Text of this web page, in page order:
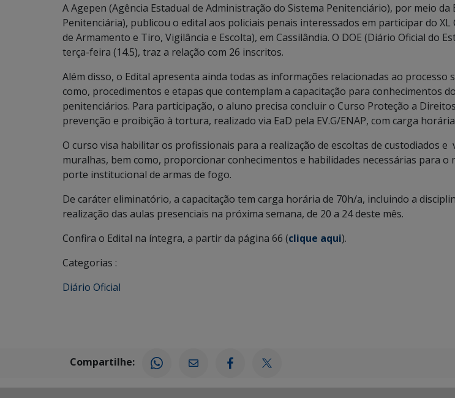
A Agepen (Agência Estadual de Administração do Sistema Penitenciário), por meio da
Penitenciária), publicou o edital aos policiais penais interessados em participar do XL
de Armamento e Tiro, Vigilância e Escolta), em Cassilândia. O DOE (Diário Oficial do
terça-feira (14.5), traz a relação com 26 inscritos.
Além disso, o Edital apresenta ainda todas as informações relacionadas ao processo
como, procedimentos e etapas que contemplam a capacitação para conhecimentos
penitenciários. Para participação, o aluno precisa concluir o Curso Proteção a
prevenção e proibição à tortura, realizado via EaD pela EV.G/ENAP, com carga
O curso visa habilitar os profissionais para a realização de escoltas de custodiados e
muralhas, bem como, proporcionar conhecimentos e habilidades necessárias para o
porte institucional de armas de fogo.
De caráter eliminatório, a capacitação tem carga horária de 70h/a, incluindo a
realização das aulas presenciais na próxima semana, de 20 a 24 deste mês.
Confira o Edital na íntegra, a partir da página 66 (clique aqui).
Categorias :
Diário Oficial
Compartilhe: